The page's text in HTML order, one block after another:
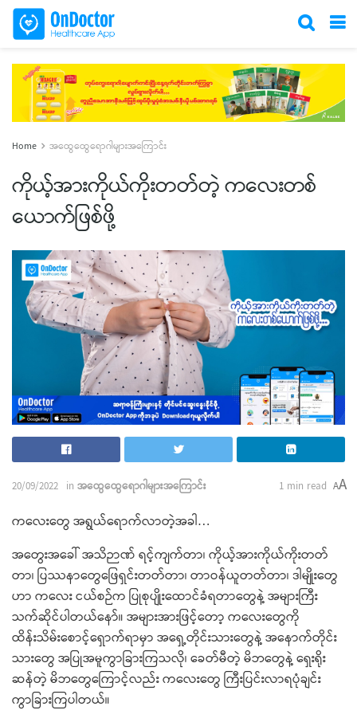
Home အထွေထွေရောဂါများအကြောင်း
ကိုယ့်အားကိုယ်ကိုးတတ်တဲ့ ကလေးတစ်
ယောက်ဖြစ်ဖို့
20/09/2022 in အထွေထွေရောဂါများအကြောင်း 1 min read AA
က​လေး​တွေ အရွယ်​ရောက်လာတဲ့အခါ…
အ​တွေးအ​​ခေါ် အသိဉာဏ် ရင့်ကျက်တာ၊ ကိုယ့်အားကိုယ်ကိုးတတ်
တာ၊ ပြဿနာတွေ​​ဖြေရှင်းတတ်တာ၊ တာဝန်ယူတတ်တာ၊ ဒါမျိုး​တွေ
ဟာ က​လေး ငယ်စဉ်က ပြုစုပျိုး​ထောင်ခံရတာတွေ​နဲ့ အများကြီး
သက်ဆိုင်ပါတယ်​နော်။ အများအားဖြင့်​တော့ က​လေး​တွေကို
ထိန်းသိမ်း​စောင့်​ရှောက်ရာမှာ အ​ရှေ့တိုင်းသားတွေနဲ့ အ​နောက်တိုင်း
သား​တွေ အပြုအမူကွာခြားကြသလို၊ ​ခေတ်မီတဲ့ မိဘ​တွေနဲ့ ​ရှေးရိုး
ဆန်တဲ့ မိဘ​တွေ​ကြောင့်လည်း က​လေး​တွေ ကြီးပြင်းလာရပုံချင်း
ကွာခြားကြပါတယ်။